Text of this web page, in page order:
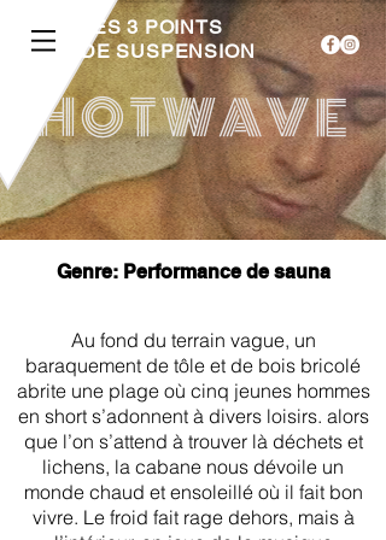
LES 3 POINTS
DE SUSPENSION
HOTWAVE
Genre: Performance de sauna
Au fond du terrain vague, un
baraquement de tôle et de bois bricolé
abrite une plage où cinq jeunes hommes
en short s’adonnent à divers loisirs. alors
que l’on s’attend à trouver là déchets et
lichens, la cabane nous dévoile un
monde chaud et ensoleillé où il fait bon
vivre. Le froid fait rage dehors, mais à